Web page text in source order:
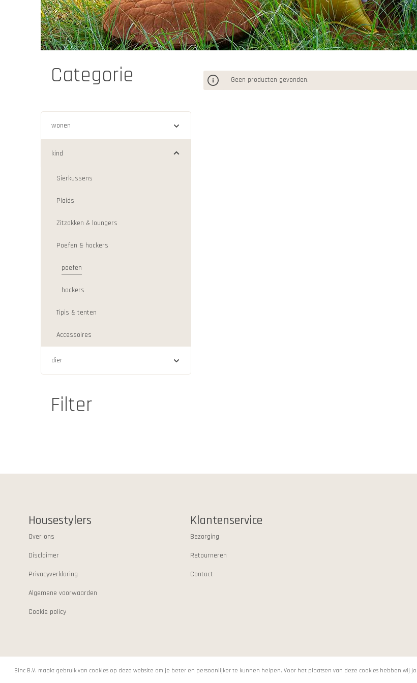
Categorie
wonen
kind
Sierkussens
Plaids
Zitzakken & loungers
Poefen & hockers
poefen
hockers
Tipis & tenten
Accessoires
dier
Filter
Geen producten gevonden.
Housestylers
Over ons
Disclaimer
Privacyverklaring
Algemene voorwaarden
Cookie policy
Klantenservice
Bezorging
Retourneren
Contact
© 2021
Binc B.V. maakt gebruik van cookies op deze website om je beter en persoonlijker te kunnen helpen. Voor het plaatsen van deze cookies hebben wij